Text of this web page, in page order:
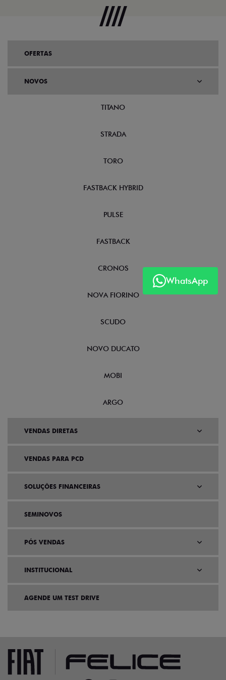
WhatsApp
OFERTAS
NOVOS
TITANO
STRADA
TORO
FASTBACK HYBRID
PULSE
FASTBACK
CRONOS
NOVA FIORINO
SCUDO
NOVO DUCATO
MOBI
ARGO
VENDAS DIRETAS
VENDAS PARA PCD
SOLUÇÕES FINANCEIRAS
SEMINOVOS
PÓS VENDAS
INSTITUCIONAL
AGENDE UM TEST DRIVE